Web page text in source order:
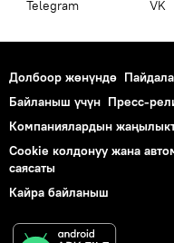
Telegram VK
Долбоор жөнүндө
Байланыш үчүн Пресс-
Компаниялардын
Cookie колдонуу жана
саясаты
Кайра байланыш